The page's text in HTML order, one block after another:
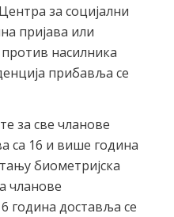
за социјални
пријава или
против насилника
прибавља се
за све чланове
са 16 и више година
биометријска
чланове
година доставља се